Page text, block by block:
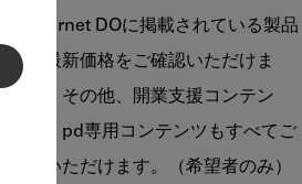
Internet DOに掲載されている製品
の最新価格をご確認いただけま
す。その他、開業支援コンテン
ツ、pd専用コンテンツもすべてご
覧いただけます。（希望者のみ）